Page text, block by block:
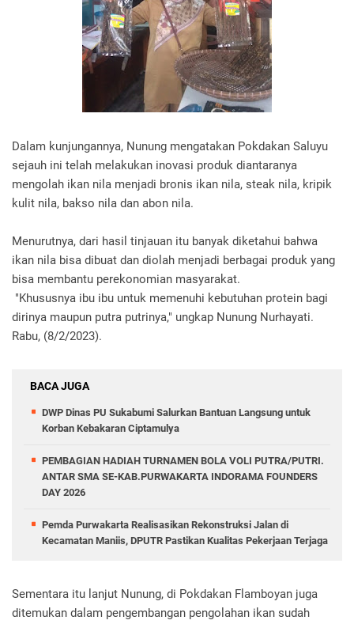
Dalam kunjungannya, Nunung mengatakan Pokdakan Saluyu
sejauh ini telah melakukan inovasi produk diantaranya
mengolah ikan nila menjadi bronis ikan nila, steak nila, kripik
kulit nila, bakso nila dan abon nila.
Menurutnya, dari hasil tinjauan itu banyak diketahui bahwa
ikan nila bisa dibuat dan diolah menjadi berbagai produk yang
bisa membantu perekonomian masyarakat.
"Khususnya ibu ibu untuk memenuhi kebutuhan protein bagi
dirinya maupun putra putrinya," ungkap Nunung Nurhayati.
Rabu, (8/2/2023).
BACA JUGA
DWP Dinas PU Sukabumi Salurkan Bantuan Langsung untuk
Korban Kebakaran Ciptamulya
PEMBAGIAN HADIAH TURNAMEN BOLA VOLI PUTRA/PUTRI.
ANTAR SMA SE-KAB.PURWAKARTA INDORAMA FOUNDERS
DAY 2026
Pemda Purwakarta Realisasikan Rekonstruksi Jalan di
Kecamatan Maniis, DPUTR Pastikan Kualitas Pekerjaan Terjaga
Sementara itu lanjut Nunung, di Pokdakan Flamboyan juga
ditemukan dalam pengembangan pengolahan ikan sudah